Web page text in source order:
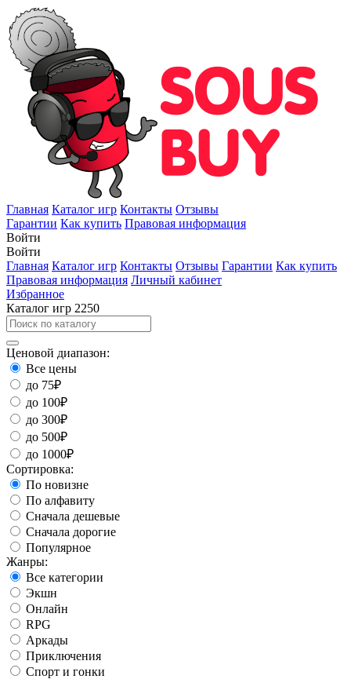
Главная Каталог игр Контакты Отзывы
Гарантии Как купить Правовая информация
Войти
Войти
Главная Каталог игр Контакты Отзывы Гарантии Как купить
Правовая информация Личный кабинет
Избранное
Каталог игр 2250
Ценовой диапазон:
Все цены
до 75₽
до 100₽
до 300₽
до 500₽
до 1000₽
Сортировка:
По новизне
По алфавиту
Сначала дешевые
Сначала дорогие
Популярное
Жанры:
Все категории
Экшн
Онлайн
RPG
Аркады
Приключения
Спорт и гонки